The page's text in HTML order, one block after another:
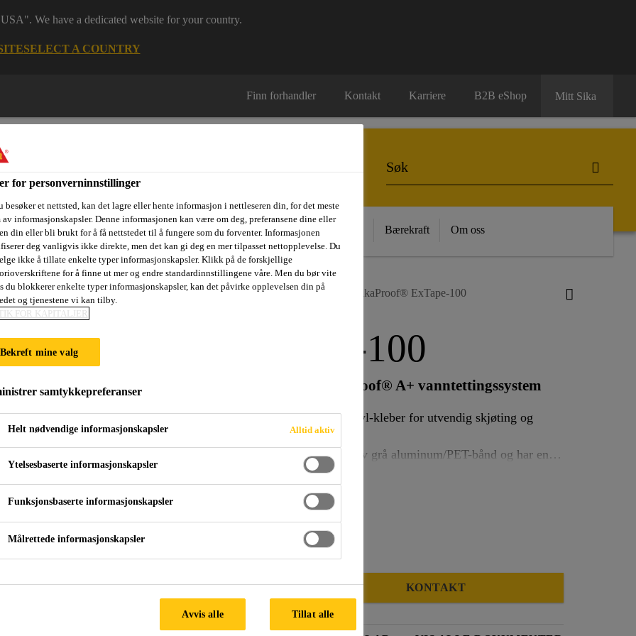
We have a dedicated website for your country.
SELECT A COUNTRY
Finn forhandler Kontakt Karriere B2B eShop Mitt Sika
Dokumentasjon Referanseprosjekter Kurs og Kunnskap Bærekraft Om oss
Vanntettingsmembraner Hel-limt membransystem for vanntetting SikaProof® ExTape-100
SikaProof® ExTape-100
Selvklebende tape for utvendig skjøting av SikaProof® A+ vanntettingssystem
SikaProof® ExTape-100 er en selvklebende tape basert på butyl-kleber for utvendig skjøting og
tetting av
SikaProof® A+ membran vanntettingssystem. Tapen er laget av grå aluminum/PET-bånd og har en
todelt beskyttelsesfolie.
Vis mer
KONTAKT
for personverninnstillinger
besøker et nettsted, kan det lagre eller hente informasjon i nettleseren din, for det meste
informasjonskapsler. Denne informasjonen kan være om deg, preferansene dine eller
din eller bli brukt for å få nettstedet til å fungere som du forventer. Informasjonen
deg vanligvis ikke direkte, men det kan gi deg en mer tilpasset nettopplevelse. Du
ikke å tillate enkelte typer informasjonskapsler. Klikk på de forskjellige
for å finne ut mer og endre standardinnstillingene våre. Men du bør vite
du blokkerer enkelte typer informasjonskapsler, kan det påvirke opplevelsen din på
og tjenestene vi kan tilby.
FOR KAPITALJER
Bekreft mine valg
samtykkepreferanser
Helt nødvendige informasjonskapsler Alltid aktiv
Ytelsesbaserte informasjonskapsler
Funksjonsbaserte informasjonskapsler
Målrettede informasjonskapsler
Avvis alle Tillat alle